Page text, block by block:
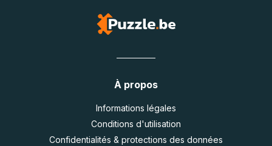
À propos
Informations légales
Conditions d'utilisation
Confidentialités & protections des données